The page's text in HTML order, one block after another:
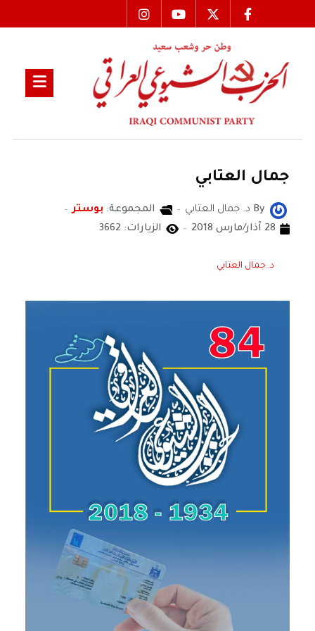
جمال العتابي
By د. جمال العتابي المجموعة: بوستر
28 آذار/مارس 2018
الزيارات: 3662
د. جمال العتابي